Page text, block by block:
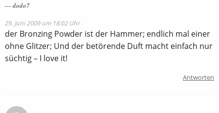
dodo7
29. Juni 2009 um 18:02 Uhr
der Bronzing Powder ist der Hammer; endlich mal einer
ohne Glitzer; Und der betörende Duft macht einfach nur
süchtig – I love it!
Antworten